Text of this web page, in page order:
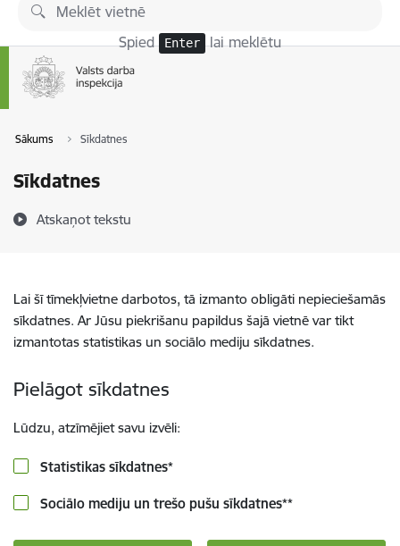
Pāriet uz lapas saturu
Spied Enter lai meklētu
Sākums Sīkdatnes
Sīkdatnes
Atskaņot tekstu
Lai šī tīmekļvietne darbotos, tā izmanto obligāti nepieciešamās
sīkdatnes. Ar Jūsu piekrišanu papildus šajā vietnē var tikt
izmantotas statistikas un sociālo mediju sīkdatnes.
Pielāgot sīkdatnes
Lūdzu, atzīmējiet savu izvēli:
Statistikas sīkdatnes*
Sociālo mediju un trešo pušu sīkdatnes**